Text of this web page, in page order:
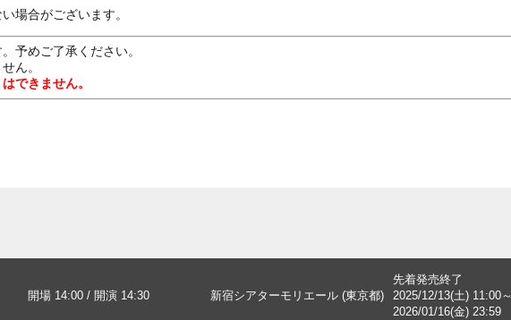
場合がございます。
予めご了承ください。
ん。
できません。
開場 14:00 / 開演 14:30 新宿シアターモリエール (東京都)
先着発売終了
2025/12/13(土) 11:00～
2026/01/16(金) 23:59